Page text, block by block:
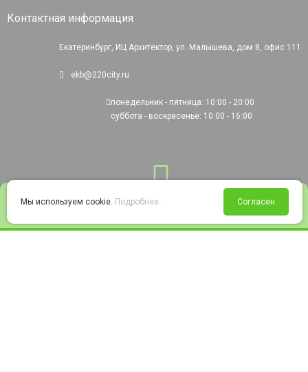
Войти Избранное Корзина
Контактная информация
Екатеринбург, ИЦ Архитектор, ул. Малышева, дом 8, офис 111
ekb@220city.ru
понедельник - пятница: 10:00 - 20:00
суббота - воскресенье: 10:00 - 16:00
Мы используем cookie. Подробнее... Согласен